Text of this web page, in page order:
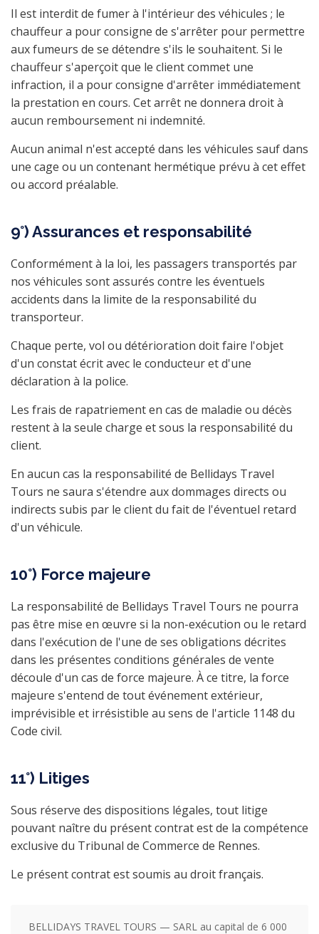
Il est interdit de fumer à l'intérieur des véhicules ; le
chauffeur a pour consigne de s'arrêter pour permettre
aux fumeurs de se détendre s'ils le souhaitent. Si le
chauffeur s'aperçoit que le client commet une
infraction, il a pour consigne d'arrêter immédiatement
la prestation en cours. Cet arrêt ne donnera droit à
aucun remboursement ni indemnité.
Aucun animal n'est accepté dans les véhicules sauf dans
une cage ou un contenant hermétique prévu à cet effet
ou accord préalable.
9°) Assurances et responsabilité
Conformément à la loi, les passagers transportés par
nos véhicules sont assurés contre les éventuels
accidents dans la limite de la responsabilité du
transporteur.
Chaque perte, vol ou détérioration doit faire l'objet
d'un constat écrit avec le conducteur et d'une
déclaration à la police.
Les frais de rapatriement en cas de maladie ou décès
restent à la seule charge et sous la responsabilité du
client.
En aucun cas la responsabilité de Bellidays Travel
Tours ne saura s'étendre aux dommages directs ou
indirects subis par le client du fait de l'éventuel retard
d'un véhicule.
10°) Force majeure
La responsabilité de Bellidays Travel Tours ne pourra
pas être mise en œuvre si la non-exécution ou le retard
dans l'exécution de l'une de ses obligations décrites
dans les présentes conditions générales de vente
découle d'un cas de force majeure. À ce titre, la force
majeure s'entend de tout événement extérieur,
imprévisible et irrésistible au sens de l'article 1148 du
Code civil.
11°) Litiges
Sous réserve des dispositions légales, tout litige
pouvant naître du présent contrat est de la compétence
exclusive du Tribunal de Commerce de Rennes.
Le présent contrat est soumis au droit français.
BELLIDAYS TRAVEL TOURS — SARL au capital de 6 000